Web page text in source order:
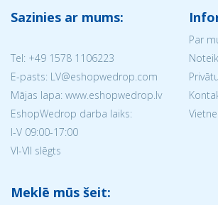
Sazinies ar mums:
Tel: +49 1578 1106223
E-pasts: LV@eshopwedrop.com
Mājas lapa: www.eshopwedrop.lv
EshopWedrop darba laiks:
I-V 09:00-17:00
VI-VII slēgts
Par
Meklē mūs šeit: